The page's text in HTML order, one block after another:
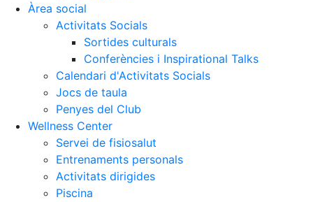
Àrea social
Activitats Socials
Sortides culturals
Conferències i Inspirational Talks
Calendari d'Activitats Socials
Jocs de taula
Penyes del Club
Wellness Center
Servei de fisiosalut
Entrenaments personals
Activitats dirigides
Piscina